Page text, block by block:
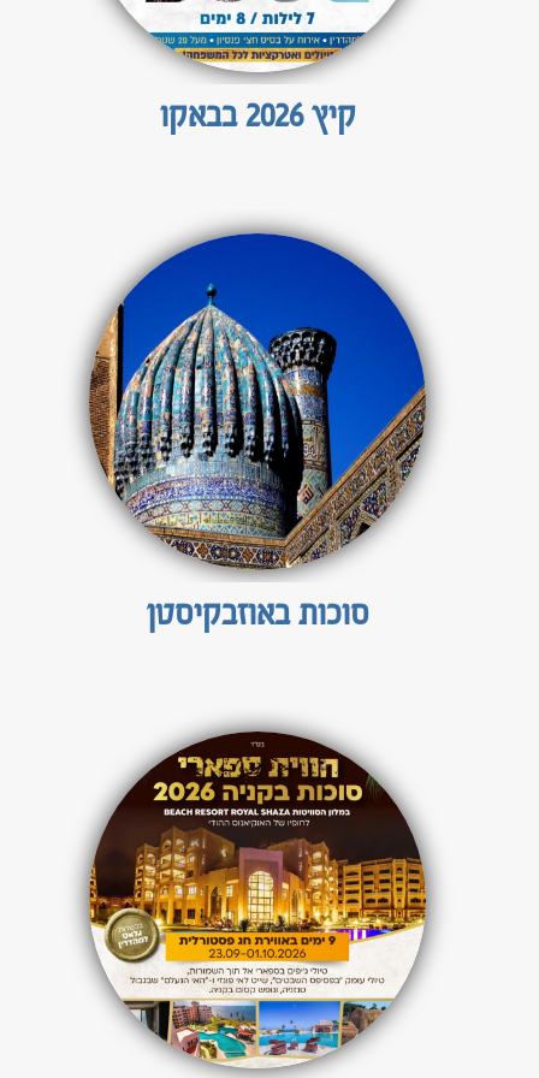
גאורגיה וארמניה
היער השחור למשפחות - חבל אלזאס
טיולים מאורגנים לאפריקה
דרום אפריקה
זנזיבר
טנזניה
מרוקו
אתיופיה
טיולים מאורגנים לדרום אמריקה
טיולים מאורגנים למרכז אמריקה
קובה, קוסטה ריקה וגואטמלה
טיולים מאורגנים לצפון אמריקה
לוח טיולים
קיץ 2026 בבאקו
סוכות באוזבקיסטן